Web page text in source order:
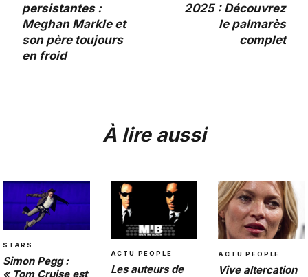
persistantes :
Meghan Markle et
son père toujours
en froid
2025 : Découvrez
le palmarès
complet
À lire aussi
STARS
Simon Pegg :
« Tom Cruise est
ACTU PEOPLE
Les auteurs de
ACTU PEOPLE
Vive altercation